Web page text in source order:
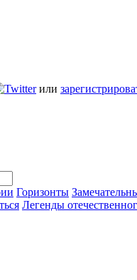
или
Горизонты
Легенды